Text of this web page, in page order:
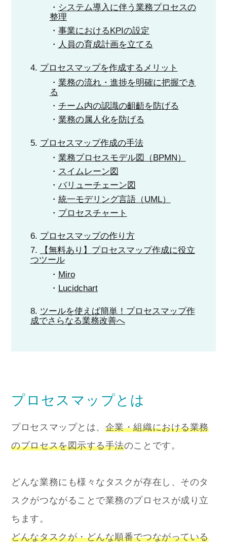
システム導入に伴う業務プロセスの
整理
事業におけるKPIの設定
人員の育成計画を立てる
プロセスマップを作成するメリット
業務の流れ・進捗を明確に把握でき
る
チーム内の認識の齟齬を防げる
業務の属人化を防げる
プロセスマップ作成の手法
業務プロセスモデル図（BPMN）
スイムレーン図
バリューチェーン図
統一モデリング言語（UML）
プロセスチャート
プロセスマップの作り方
【無料あり】プロセスマップ作成に役立
つツール
Miro
Lucidchart
ツールを使えば簡単！プロセスマップ作
成でさらなる業務改善へ
プロセスマップとは
プロセスマップとは、 企業・組織における業務
のプロセスを図示する手法のことです。
どんな業務にも様々なタスクが存在し、そのタ
スクがつながることで業務のプロセスが成り立
ちます。
どんなタスクが・どんな順番でつながっている